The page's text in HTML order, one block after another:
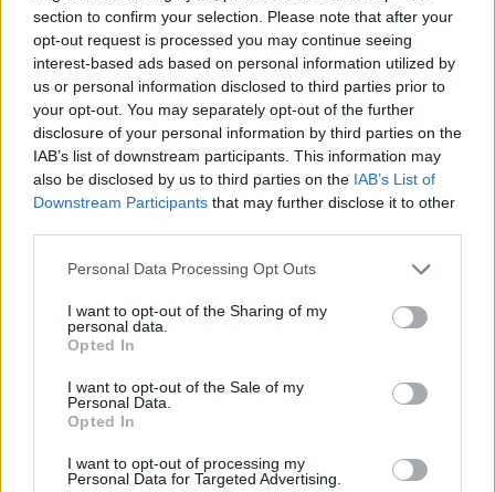
section to confirm your selection. Please note that after your
opt-out request is processed you may continue seeing
interest-based ads based on personal information utilized by
us or personal information disclosed to third parties prior to
your opt-out. You may separately opt-out of the further
disclosure of your personal information by third parties on the
IAB’s list of downstream participants. This information may
also be disclosed by us to third parties on the IAB’s List of
Downstream Participants that may further disclose it to other
Please note that this website/app uses one or more Google
not limited to your visit or usage behaviour. You may click to
grant or deny consent to Google and its third-party tags to
use your data for below specified purposes in below Google
consent section.
Personal Data Processing Opt Outs
I want to opt-out of the Sharing of my
personal data.
Opted In
I want to opt-out of the Sale of my
Personal Data.
Opted In
I want to opt-out of processing my
Personal Data for Targeted Advertising.
MEDIA
Survivor spoiler (11/5): Αυτή η ομάδα
κερδίζει σήμερα τον δεύτερο αγώνα
ασυλίας